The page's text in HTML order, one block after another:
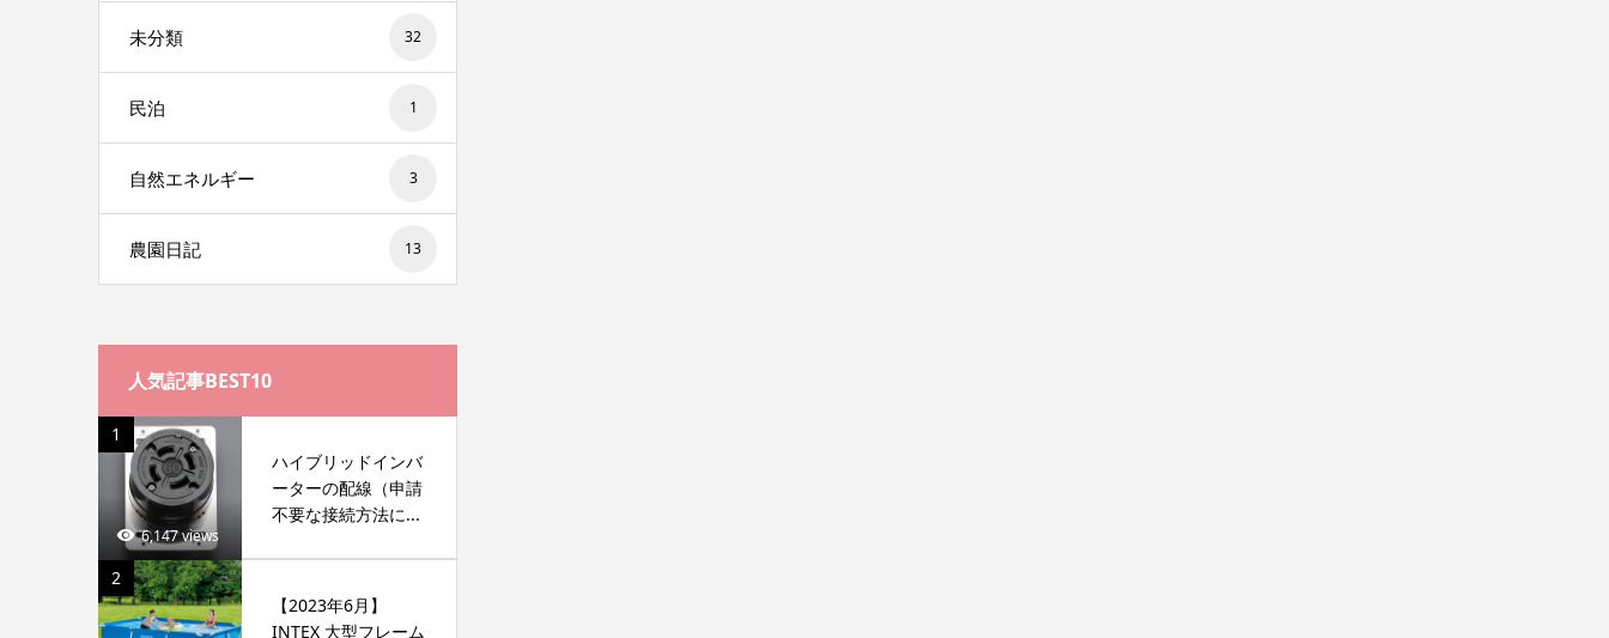
未分類 32
民泊 1
自然エネルギー 3
農園日記 13
人気記事BEST10
1
6,147 views
ハイブリッドインバ
ーターの配線（申請
不要な接続方法に...
2
【2023年6月】
INTEX 大型フレーム